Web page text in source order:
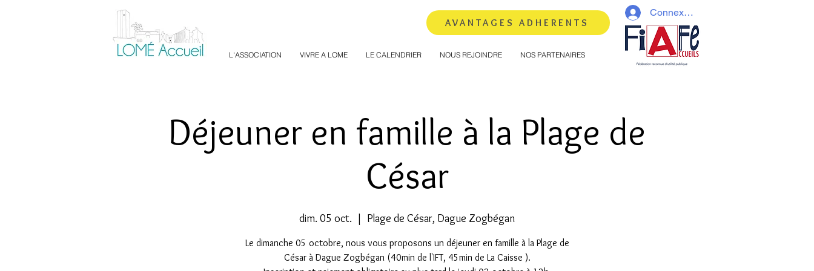
L'ASSOCIATION VIVRE A LOME LE CALENDRIER NOUS REJOINDRE NOS PARTENAIRES
Connexion
AVANTAGES ADHERENTS
Déjeuner en famille à la Plage de
César
dim. 05 oct.
  |
Plage de César, Dague Zogbégan
Le dimanche 05 octobre, nous vous proposons un déjeuner en famille à la Plage de
César à Dague Zogbégan (40min de l'IFT, 45min de La Caisse ).